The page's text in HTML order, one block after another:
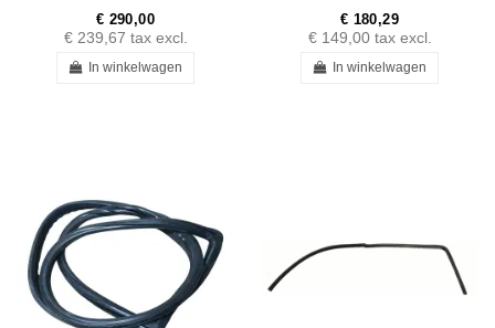
€ 290,00
€ 239,67 tax excl.
In winkelwagen
€ 180,29
€ 149,00 tax excl.
In winkelwagen